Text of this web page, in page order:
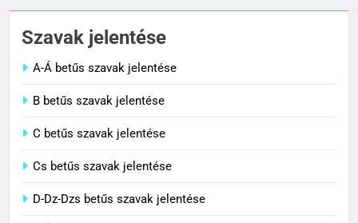
Cigánykerék jelentése
C BETŰS SZAVAK JELENTÉSE
C BETŰS SZAVAK JELENTÉSE
3
Szavak jelentése
A-Á betűs szavak jelentése
B betűs szavak jelentése
C betűs szavak jelentése
Cs betűs szavak jelentése
D-Dz-Dzs betűs szavak jelentése